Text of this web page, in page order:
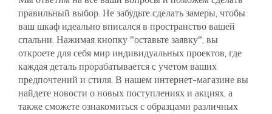
правильный выбор. Не забудьте сделать замеры, чтобы
ваш шкаф идеально вписался в пространство вашей
спальни. Нажимая кнопку "оставьте заявку", вы
откроете для себя мир индивидуальных проектов, где
каждая деталь прорабатывается с учетом ваших
предпочтений и стиля. В нашем интернет-магазине вы
найдете новости о новых поступлениях и акциях, а
также сможете ознакомиться с образцами различных